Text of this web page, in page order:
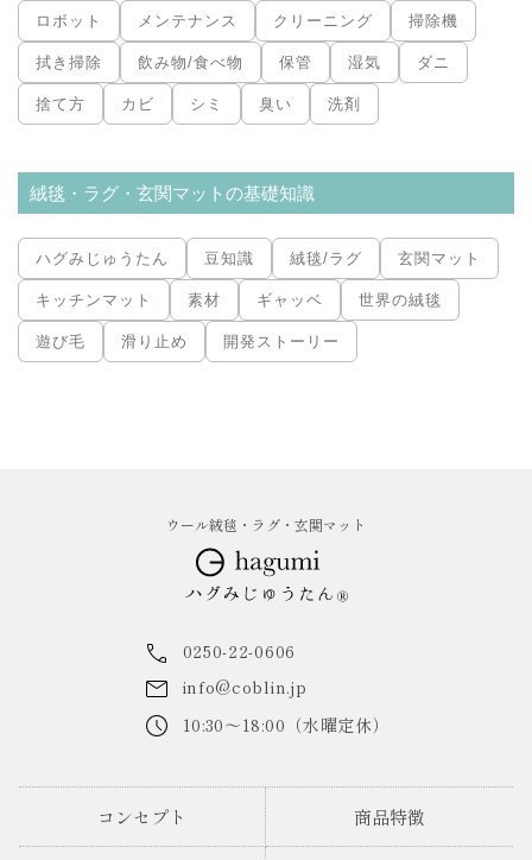
ロボット メンテナンス クリーニング 掃除機
拭き掃除 飲み物/食べ物 保管 湿気 ダニ
捨て方 カビ シミ 臭い 洗剤
絨毯・ラグ・玄関マットの基礎知識
ハグみじゅうたん 豆知識 絨毯/ラグ 玄関マット
キッチンマット 素材 ギャッベ 世界の絨毯
遊び毛 滑り止め 開発ストーリー
ウール絨毯・ラグ・玄関マット
0250-22-0606
info@coblin.jp
10:30～18:00（水曜定休）
コンセプト 商品特徴